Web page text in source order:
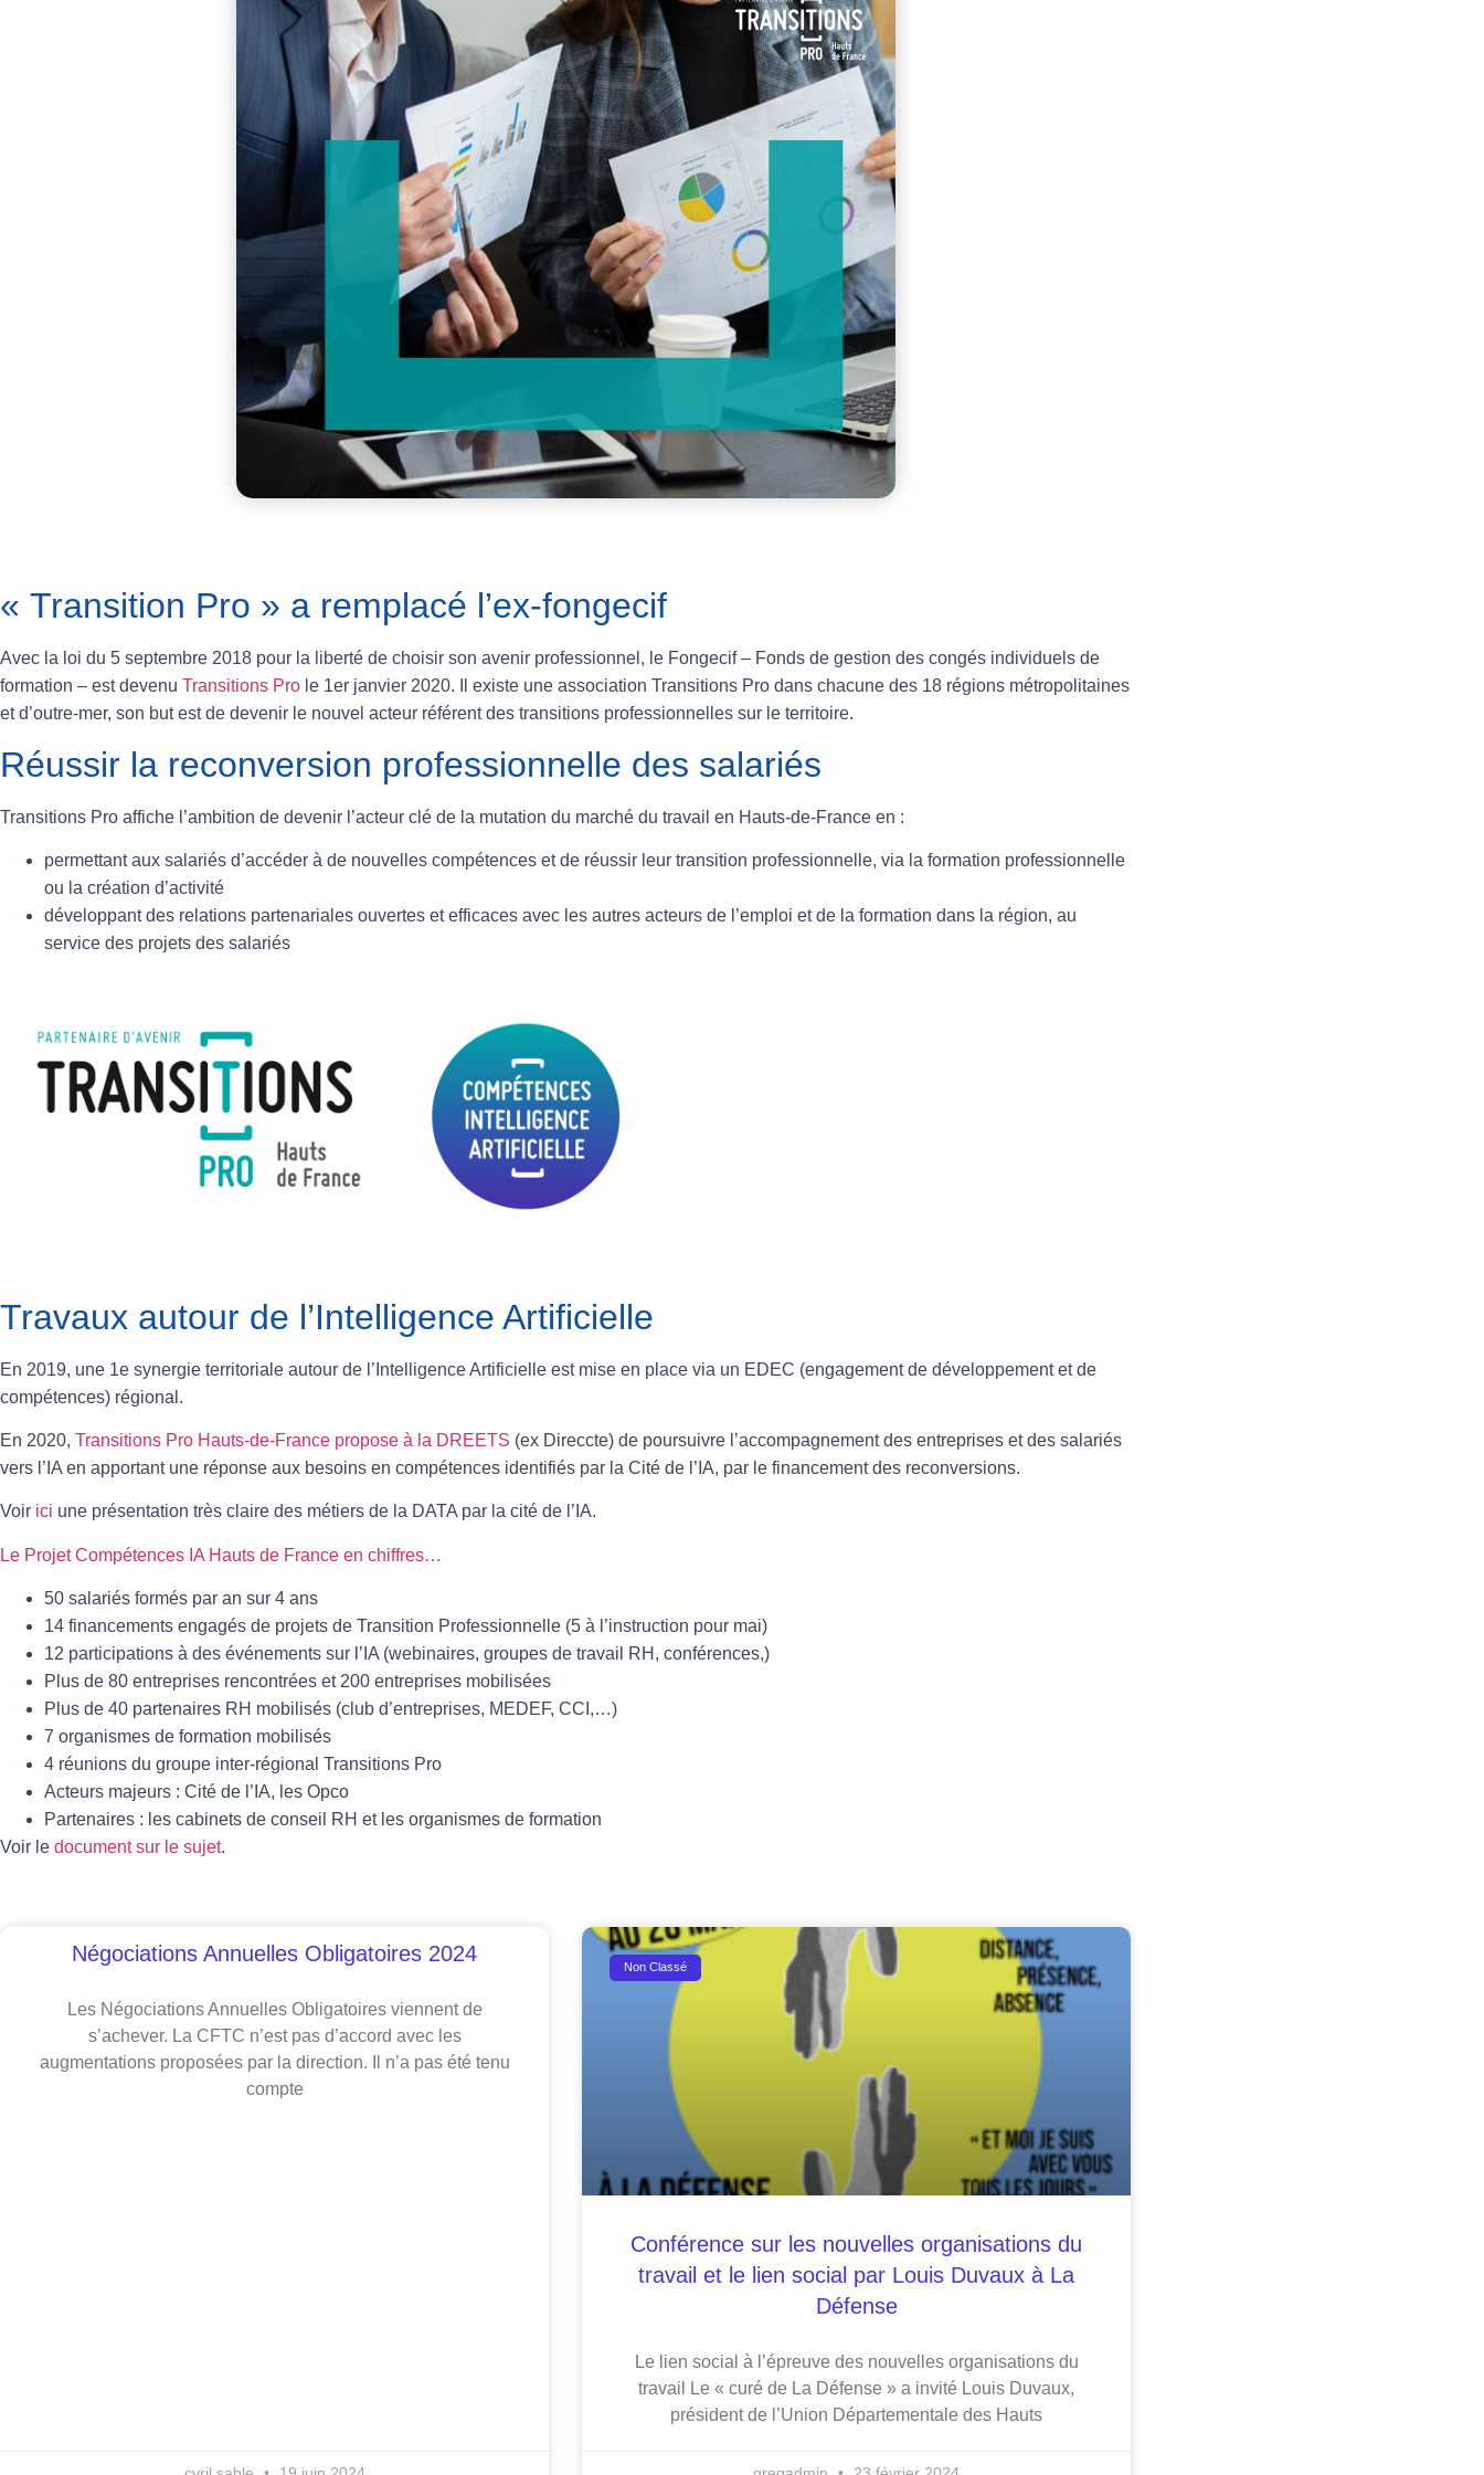
« Transition Pro » a remplacé l’ex-fongecif
Avec la loi du 5 septembre 2018 pour la liberté de choisir son avenir professionnel, le Fongecif – Fonds de gestion des congés individuels de
formation – est devenu Transitions Pro le 1er janvier 2020. Il existe une association Transitions Pro dans chacune des 18 régions métropolitaines
et d’outre-mer, son but est de devenir le nouvel acteur référent des transitions professionnelles sur le territoire.
Réussir la reconversion professionnelle des salariés
Transitions Pro affiche l’ambition de devenir l’acteur clé de la mutation du marché du travail en Hauts-de-France en :
permettant aux salariés d’accéder à de nouvelles compétences et de réussir leur transition professionnelle, via la formation professionnelle
ou la création d’activité
développant des relations partenariales ouvertes et efficaces avec les autres acteurs de l’emploi et de la formation dans la région, au
service des projets des salariés
Travaux autour de l’Intelligence Artificielle
En 2019, une 1e synergie territoriale autour de l’Intelligence Artificielle est mise en place via un EDEC (engagement de développement et de
compétences) régional.
En 2020, Transitions Pro Hauts-de-France propose à la DREETS (ex Direccte) de poursuivre l’accompagnement des entreprises et des salariés
vers l’IA en apportant une réponse aux besoins en compétences identifiés par la Cité de l’IA, par le financement des reconversions.
Voir ici une présentation très claire des métiers de la DATA par la cité de l’IA.
Le Projet Compétences IA Hauts de France en chiffres…
50 salariés formés par an sur 4 ans
14 financements engagés de projets de Transition Professionnelle (5 à l’instruction pour mai)
12 participations à des événements sur l’IA (webinaires, groupes de travail RH, conférences,)
Plus de 80 entreprises rencontrées et 200 entreprises mobilisées
Plus de 40 partenaires RH mobilisés (club d’entreprises, MEDEF, CCI,…)
7 organismes de formation mobilisés
4 réunions du groupe inter-régional Transitions Pro
Acteurs majeurs : Cité de l’IA, les Opco
Partenaires : les cabinets de conseil RH et les organismes de formation
Voir le document sur le sujet.
Négociations Annuelles Obligatoires 2024
Les Négociations Annuelles Obligatoires viennent de
s’achever. La CFTC n’est pas d’accord avec les
augmentations proposées par la direction. Il n’a pas été tenu
compte
Non Classé
Conférence sur les nouvelles organisations du
travail et le lien social par Louis Duvaux à La
Défense
Le lien social à l’épreuve des nouvelles organisations du
travail Le « curé de La Défense » a invité Louis Duvaux,
président de l’Union Départementale des Hauts